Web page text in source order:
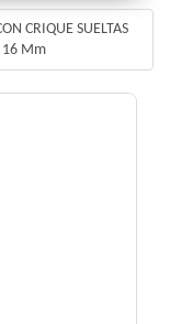
CRIQUE SUELTAS
16 Mm